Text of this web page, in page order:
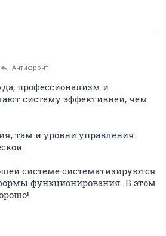
Антифронт
профессионализм и
систему эффективней, чем
там и уровни управления.
системе систематизируются
функционирования. В этом